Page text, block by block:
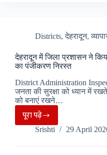
निर्यात
लिए
हरी
झंडी,
जल्द
पीएम
मेलोनी
लेगी
Districts,देहरादून,
देहरादून में जिला प्रशासन ने
का पंजीकरण निरस्त
District Administration
जनता की सुरक्षा को ध्यान में
को बनाएं रखने…
पूरा पढ़ेदेहरादून
में
जिला
Srishti 29 April